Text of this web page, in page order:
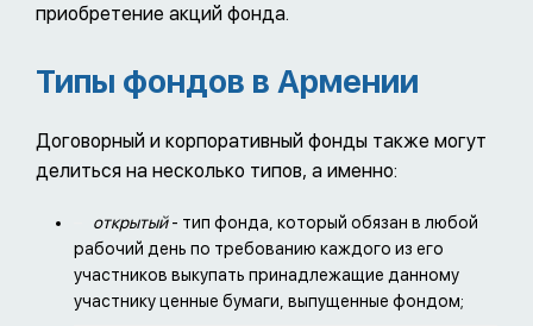
приобретение акций фонда.
Типы фондов в Армении
Договорный и корпоративный фонды также могут
делиться на несколько типов, а именно:
открытый- тип фонда, который обязан в любой
рабочий день по требованию каждого из его
участников выкупать принадлежащие данному
участнику ценные бумаги, выпущенные фондом;